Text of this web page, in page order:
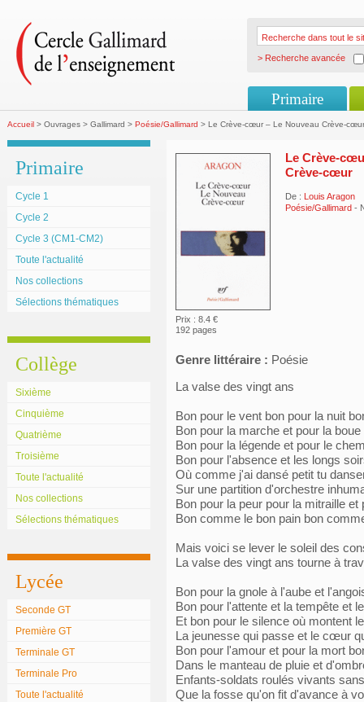
> Recherche avancée
Primaire
Accueil > Ouvrages > Gallimard > Poésie/Gallimard > Le Crève-cœur – Le Nouveau Crève-cœur
Primaire
Cycle 1
Cycle 2
Cycle 3 (CM1-CM2)
Toute l'actualité
Nos collections
Sélections thématiques
Collège
Sixième
Cinquième
Quatrième
Troisième
Toute l'actualité
Nos collections
Sélections thématiques
Lycée
Seconde GT
Première GT
Terminale GT
Terminale Pro
Toute l'actualité
Prix : 8.4 €
192 pages
Le Crève-
Crève-cœur
De : Louis Aragon
Poésie/Gallimard -
Genre littéraire : Poésie
La valse des vingt ans
Bon pour le vent bon pour la nuit
Bon pour la marche et pour la
Bon pour la légende et pour le
Bon pour l'absence et les longs
Où comme j'ai dansé petit tu
Sur une partition d'orchestre
Bon pour la peur pour la mitraille et
Bon comme le bon pain bon
Mais voici se lever le soleil des
La valse des vingt ans tourne à
Bon pour la gnole à l'aube et
Bon pour l'attente et la tempête et
Et bon pour le silence où montent
La jeunesse qui passe et le cœur
Bon pour l'amour et pour la mort
Dans le manteau de pluie et
Enfants-soldats roulés vivants
Que la fosse qu'on fit d'avance à